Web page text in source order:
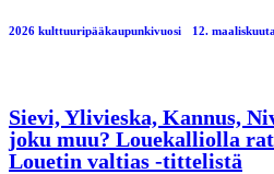
2026 kulttuuripääkaupunkivuosi 12.
Sievi, Ylivieska, Kannus,
joku muu? Louekalliolla
Louetin valtias -tittelistä